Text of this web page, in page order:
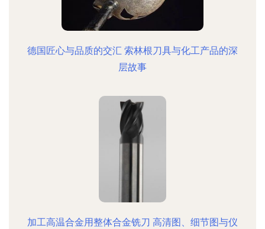
德国匠心与品质的交汇 索林根刀具与化工产品的深
层故事
加工高温合金用整体合金铣刀 高清图、细节图与仪